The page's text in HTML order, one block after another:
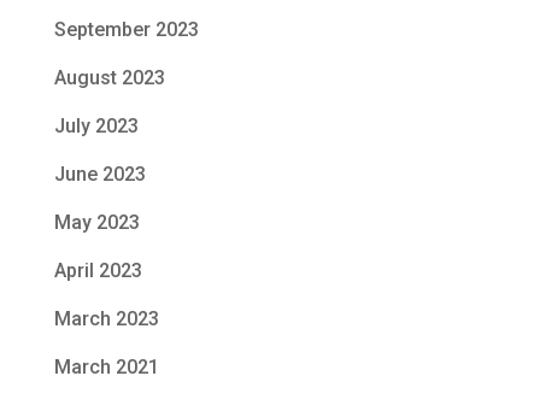
September 2023
August 2023
July 2023
June 2023
May 2023
April 2023
March 2023
March 2021